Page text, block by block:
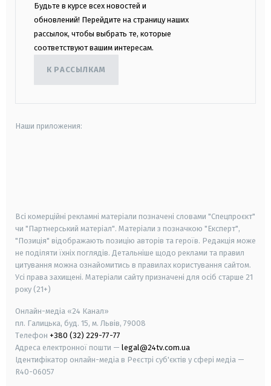
Будьте в курсе всех новостей и
обновлений! Перейдите на страницу наших
рассылок, чтобы выбрать те, которые
соответствуют вашим интересам.
К РАССЫЛКАМ
Наши приложения:
Всі комерційні рекламні матеріали позначені словами "Спецпроєкт"
чи "Партнерський матеріал". Матеріали з позначкою "Експерт",
"Позиція" відображають позицію авторів та героїв. Редакція може
не поділяти їхніх поглядів. Детальніше щодо реклами та правил
цитування можна ознайомитись в правилах користування сайтом.
Усі права захищені. Матеріали сайту призначені для осіб старше 21
року (21+)
Онлайн-медіа «24 Канал»
пл. Галицька, буд. 15, м. Львів, 79008
Телефон +380 (32) 229-77-77
Адреса електронної пошти — legal@24tv.com.ua
Ідентифікатор онлайн-медіа в Реєстрі суб'єктів у сфері медіа —
R40-06057